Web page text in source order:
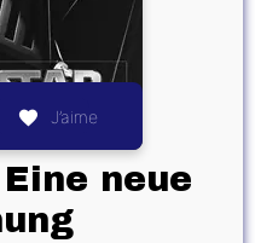
J’aime
neue